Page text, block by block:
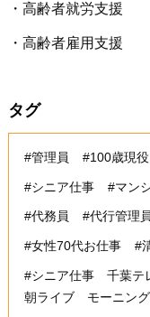
高齢者就労支援
高齢者雇用支援
タグ
#管理員 #100歳現役
#シニア仕事 #マン
#代務員 #代行管理員
#女性70代お仕事 #
#シニア仕事 千葉
朝ライブ モーニング